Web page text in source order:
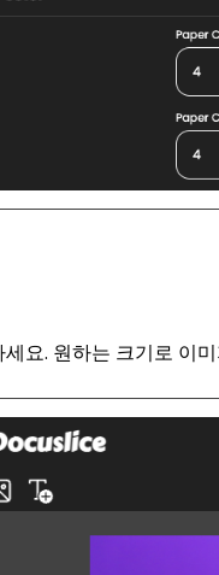
요. 원하는 크기로 이